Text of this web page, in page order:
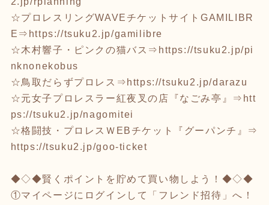
☆プロレスリングWAVEチケットサイトGAMILIBR
E⇒ https://tsuku2.jp/gamilibre
☆木村響子・ピンクの猫バス⇒ https://tsuku2.jp/pi
nknonekobus
☆鳥取だらずプロレス⇒ https://tsuku2.jp/darazu
☆元女子プロレスラー紅夜叉の店『なごみ亭』⇒ htt
ps://tsuku2.jp/nagomitei
☆格闘技・プロレスＷEBチケット『グーパンチ』⇒
https://tsuku2.jp/goo-ticket
◆◇◆賢くポイントを貯めて買い物しよう！◆◇◆
①マイページにログインして「フレンド招待」へ！